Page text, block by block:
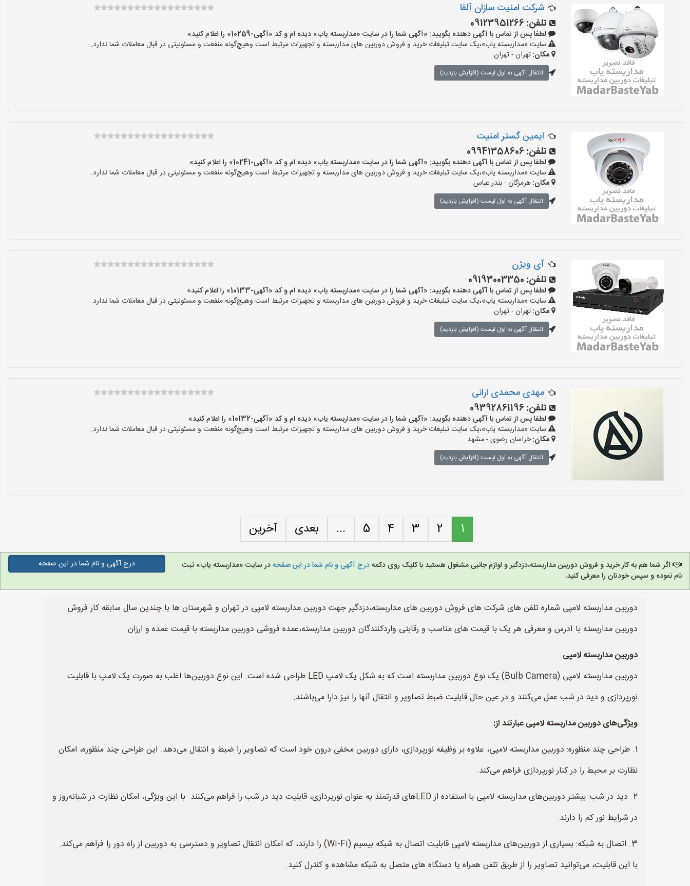
شرکت امنیت سازان آلفا
تلفن: 09123951266
لطفا پس از تماس با آگهی دهنده بگویید: «آگهی شما را در سایت «مداربسته یاب» دیده ام و کد «آگهی-10259» را اعلام کنید»
سایت «مداربسته یاب»،یک سایت تبلیغات خرید و فروش دوربین های مداربسته و تجهیزات مرتبط است وهیچ‌گونه منفعت و مسئولیتی در قبال معاملات شما ندارد.
مکان:تهران - تهران
انتقال آگهی به اول لیست (افزایش بازدید)
ایمین گستر امنیت
تلفن: 09941358606
لطفا پس از تماس با آگهی دهنده بگویید: «آگهی شما را در سایت «مداربسته یاب» دیده ام و کد «آگهی-10241» را اعلام کنید»
سایت «مداربسته یاب»،یک سایت تبلیغات خرید و فروش دوربین های مداربسته و تجهیزات مرتبط است وهیچ‌گونه منفعت و مسئولیتی در قبال معاملات شما ندارد.
مکان:هرمزگان - بندر عباس
انتقال آگهی به اول لیست (افزایش بازدید)
آی ویژن
تلفن: 09193003350
لطفا پس از تماس با آگهی دهنده بگویید: «آگهی شما را در سایت «مداربسته یاب» دیده ام و کد «آگهی-10133» را اعلام کنید»
سایت «مداربسته یاب»،یک سایت تبلیغات خرید و فروش دوربین های مداربسته و تجهیزات مرتبط است وهیچ‌گونه منفعت و مسئولیتی در قبال معاملات شما ندارد.
مکان:تهران - تهران
انتقال آگهی به اول لیست (افزایش بازدید)
مهدی محمدی ارانی
تلفن: 09392861196
لطفا پس از تماس با آگهی دهنده بگویید: «آگهی شما را در سایت «مداربسته یاب» دیده ام و کد «آگهی-10132» را اعلام کنید»
سایت «مداربسته یاب»،یک سایت تبلیغات خرید و فروش دوربین های مداربسته و تجهیزات مرتبط است وهیچ‌گونه منفعت و مسئولیتی در قبال معاملات شما ندارد.
مکان:خراسان رضوی - مشهد
انتقال آگهی به اول لیست (افزایش بازدید)
1
2
3
4
5
... بعدی آخرین
اگر شما هم به کار خرید و فروش دوربین مداربسته،دزدگیر و لوازم جانبی مشغول هستید با کلیک روی دکمهدرج آگهی و نام شما در این صفحهدر سایت «مداربسته یاب» ثبت
نام نموده و سپس خودتان را معرفی کنید.
درج آگهی و نام شما در این صفحه
دوربین مداربسته لامپی شماره تلفن های شرکت های فروش دوربین های مداربسته،دزدگیر جهت دوربین مداربسته لامپی در تهران و شهرستان ها با چندین سال سابقه کار فروش
دوربین مداربسته با آدرس و معرفی هر یک با قیمت های مناسب و رقابتی واردکنندگان دوربین مداربسته،عمده فروشی دوربین مداربسته با قیمت عمده و ارزان
دوربین مداربسته لامپی
دوربین مداربسته لامپی (Bulb Camera) یک نوع دوربین مداربسته است که به شکل یک لامپ LED طراحی شده است. این نوع دوربین‌ها اغلب به صورت یک لامپ با قابلیت
نورپردازی و دید در شب عمل می‌کنند و در عین حال قابلیت ضبط تصاویر و انتقال آنها را نیز دارا می‌باشند.
ویژگی‌های دوربین مداربسته لامپی عبارتند از:
1. طراحی چند منظوره: دوربین مداربسته لامپی، علاوه بر وظیفه نورپردازی، دارای دوربین مخفی درون خود است که تصاویر را ضبط و انتقال می‌دهد. این طراحی چند منظوره، امکان
نظارت بر محیط را در کنار نورپردازی فراهم می‌کند.
2. دید در شب: بیشتر دوربین‌های مداربسته لامپی با استفاده از LEDهای قدرتمند به عنوان نورپردازی، قابلیت دید در شب را فراهم می‌کنند. با این ویژگی، امکان نظارت در شبانه‌روز و
در شرایط نور کم را دارند.
3. اتصال به شبکه: بسیاری از دوربین‌های مداربسته لامپی قابلیت اتصال به شبکه بیسیم (Wi-Fi) را دارند، که امکان انتقال تصاویر و دسترسی به دوربین از راه دور را فراهم می‌کند.
با این قابلیت، می‌توانید تصاویر را از طریق تلفن همراه یا دستگاه های متصل به شبکه مشاهده و کنترل کنید.